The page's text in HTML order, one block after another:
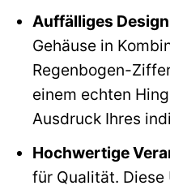
Auffälliges
Gehäuse in
Regenbogen-
einem echten
Ausdruck Ihres
Hochwertige
für Qualität. Diese